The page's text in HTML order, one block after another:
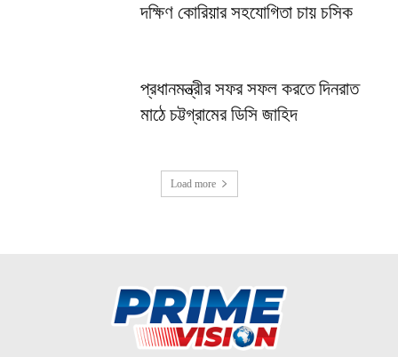
দক্ষিণ কোরিয়ার সহযোগিতা চায় চসিক
প্রধানমন্ত্রীর সফর সফল করতে দিনরাত
মাঠে চট্টগ্রামের ডিসি জাহিদ
Load more